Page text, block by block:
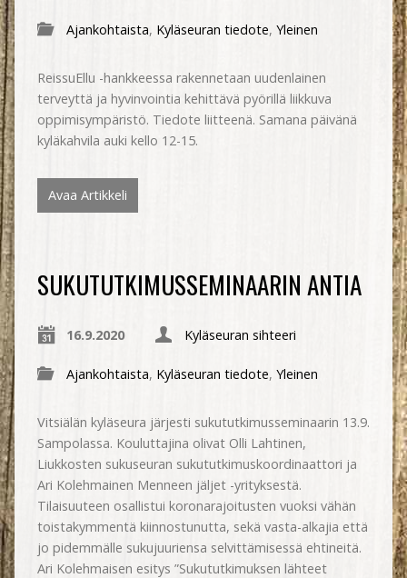
Ajankohtaista, Kyläseuran tiedote, Yleinen
ReissuEllu -hankkeessa rakennetaan uudenlainen
terveyttä ja hyvinvointia kehittävä pyörillä liikkuva
oppimisympäristö. Tiedote liitteenä. Samana päivänä
kyläkahvila auki kello 12-15.
Avaa Artikkeli
SUKUTUTKIMUSSEMINAARIN ANTIA
16.9.2020 Kyläseuran sihteeri
Ajankohtaista, Kyläseuran tiedote, Yleinen
Vitsiälän kyläseura järjesti sukututkimusseminaarin 13.9.
Sampolassa. Kouluttajina olivat Olli Lahtinen,
Liukkosten sukuseuran sukututkimuskoordinaattori ja
Ari Kolehmainen Menneen jäljet -yrityksestä.
Tilaisuuteen osallistui koronarajoitusten vuoksi vähän
toistakymmentä kiinnostunutta, sekä vasta-alkajia että
jo pidemmälle sukujuuriensa selvittämisessä ehtineitä.
Ari Kolehmaisen esitys ”Sukututkimuksen lähteet